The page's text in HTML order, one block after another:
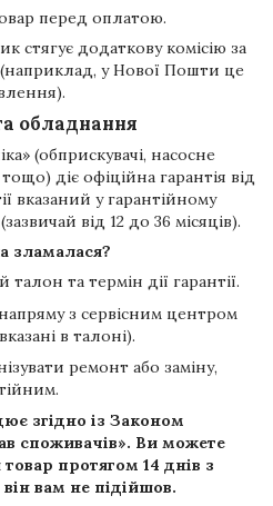
перед оплатою.
стягує додаткову комісію за
у Нової Пошти це
обладнання
(обприскувачі, насосне
діє офіційна гарантія від
вказаний у гарантійному
від 12 до 36 місяців).
зламалася?
та термін дії гарантії.
з сервісним центром
в талоні).
ремонт або заміну,
згідно із Законом
споживачів». Ви можете
протягом 14 днів з
вам не підійшов.